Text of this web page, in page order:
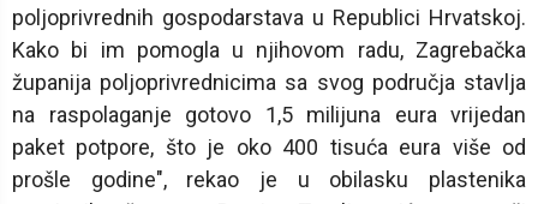
poljoprivrednih gospodarstava u Republici Hrvatskoj.
Kako bi im pomogla u njihovom radu, Zagrebačka
županija poljoprivrednicima sa svog područja stavlja
na raspolaganje gotovo 1,5 milijuna eura vrijedan
paket potpore, što je oko 400 tisuća eura više od
prošle godine", rekao je u obilasku plastenika